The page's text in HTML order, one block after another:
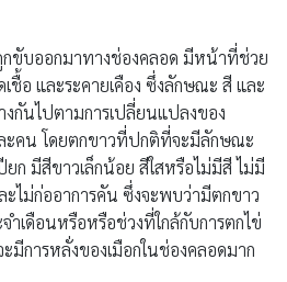
ขับออกมาทางช่องคลอด มีหน้าที่ช่วย
ชื้อ และระคายเคือง ซึ่งลักษณะ สี และ
กันไปตามการเปลี่ยนแปลงของ
ะคน โดยตกขาวที่ปกติที่จะมีลักษณะ
ก มีสีขาวเล็กน้อย สีใสหรือไม่มีสี ไม่มี
ไม่ก่ออาการคัน ซึ่งจะพบว่ามีตกขาว
ำเดือนหรือหรือช่วงที่ใกล้กับการตกไข่
มีการหลั่งของเมือกในช่องคลอดมาก